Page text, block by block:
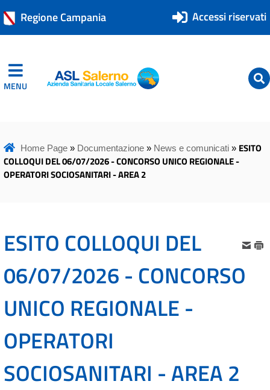
Regione Campania Accessi riservati
MENU ASL Salerno
ASL Salerno
Home Page» Documentazione» News e comunicati» ESITO
COLLOQUI DEL 06/07/2026 - CONCORSO UNICO REGIONALE -
OPERATORI SOCIOSANITARI - AREA 2
ESITO COLLOQUI DEL
06/07/2026 - CONCORSO
UNICO REGIONALE -
OPERATORI
SOCIOSANITARI - AREA 2